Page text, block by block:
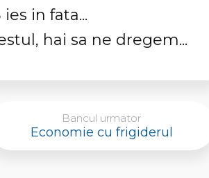
in fata...
hai sa ne dregem...
Bancul urmator
Economie cu frigiderul